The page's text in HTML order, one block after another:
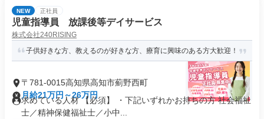
NEW 正社員
児童指導員 放課後等デイサービス
株式会社240RISING
子供好きな方、教えるのが好きな方、療育に興味のある方大歓迎！
〒781-0015高知県高知市薊野西町
月給21万円～26万円
求めている人材 【必須】 ・下記いずれかお持ちの方 社会福祉
士／精神保健福祉士／小中...